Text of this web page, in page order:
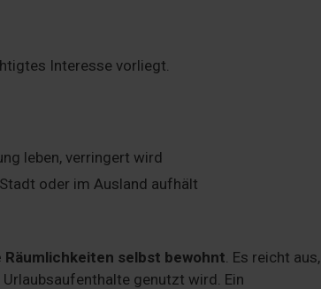
Interesse vorliegt.
leben, verringert wird
oder im Ausland aufhält
selbst bewohnt . Es reicht aus,
genutzt wird. Ein